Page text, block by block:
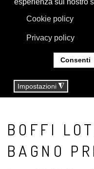
LIMONTA.
OLUCE.
SEI
BOFFI
BAGNO